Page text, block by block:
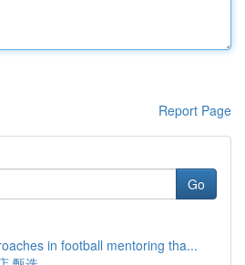
Report Page
Go
in football mentoring tha...